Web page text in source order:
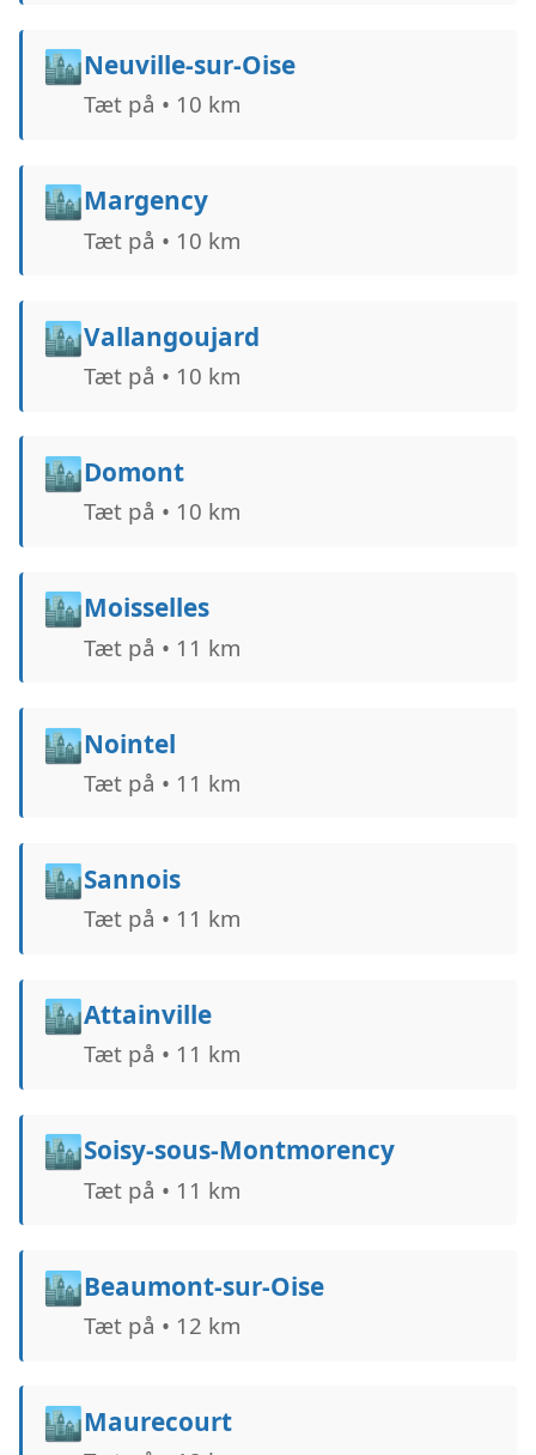
🏙️Neuville-sur-Oise
Tæt på • 10 km
🏙️Margency
Tæt på • 10 km
🏙️Vallangoujard
Tæt på • 10 km
🏙️Domont
Tæt på • 10 km
🏙️Moisselles
Tæt på • 11 km
🏙️Nointel
Tæt på • 11 km
🏙️Sannois
Tæt på • 11 km
🏙️Attainville
Tæt på • 11 km
🏙️Soisy-sous-Montmorency
Tæt på • 11 km
🏙️Beaumont-sur-Oise
Tæt på • 12 km
🏙️Maurecourt